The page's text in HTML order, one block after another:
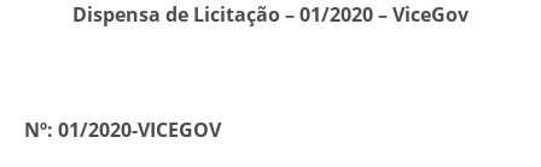
Dispensa de Licitação – 01/2020 – ViceGov
Nº: 01/2020-VICEGOV